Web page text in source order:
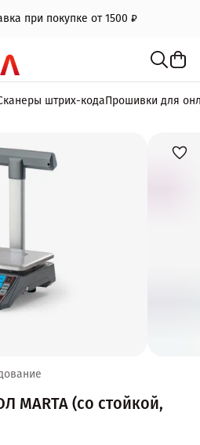
при покупке от 1500 ₽
штрих-кодаПрошивки для
MARTA (со стойкой,